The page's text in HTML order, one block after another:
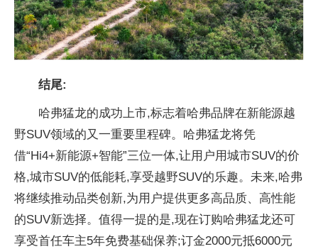
结尾:
哈弗猛龙的成功上市,标志着哈弗品牌在新能源越
野SUV领域的又一重要里程碑。哈弗猛龙将凭
借“Hi4+新能源+智能”三位一体,让用户用城市SUV的价
格,城市SUV的低能耗,享受越野SUV的乐趣。未来,哈弗
将继续推动品类创新,为用户提供更多高品质、高性能
的SUV新选择。值得一提的是,现在订购哈弗猛龙还可
享受首任车主5年免费基础保养;订金2000元抵6000元